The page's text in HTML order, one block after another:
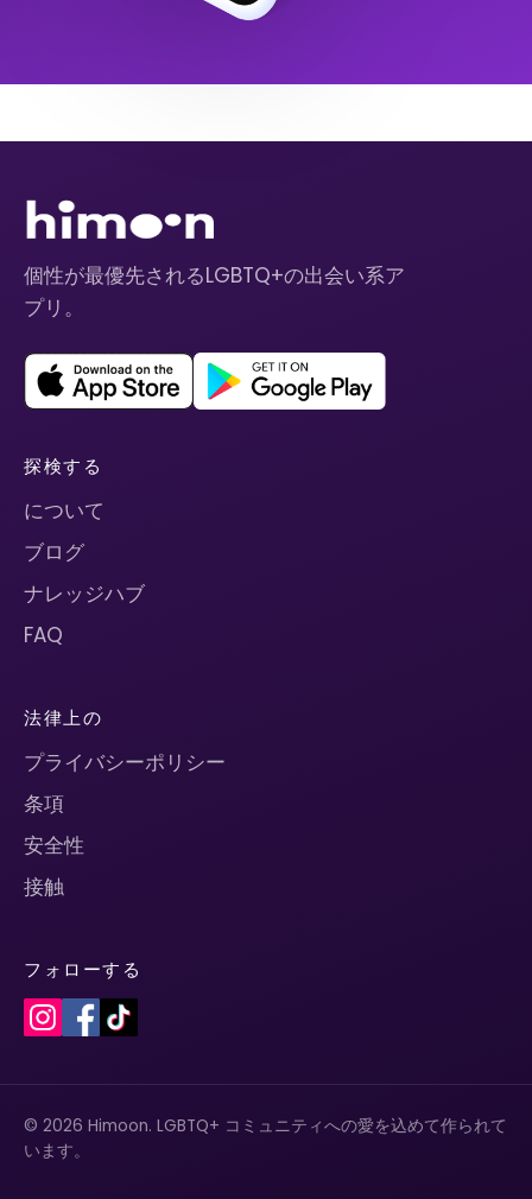
個性が最優先されるLGBTQ+の出会い系ア
プリ。
探検する
について
ブログ
ナレッジハブ
FAQ
法律上の
プライバシーポリシー
条項
安全性
接触
フォローする
© 2026 Himoon. LGBTQ+ コミュニティへの愛を込めて作られて
います。